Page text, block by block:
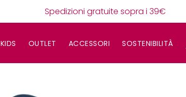
Spedizioni gratuite sopra i 39€
KIDS OUTLET ACCESSORI SOSTENIBILITÀ